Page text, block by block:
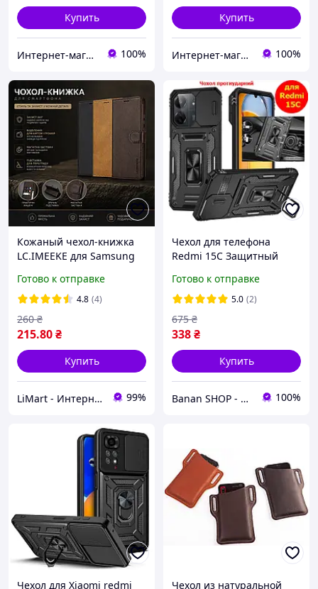
Купить
Интернет-магазин чехлов и аксессуаров для смартфонов El-gadget 100%
Купить
Интернет-магазин чехлов и аксессуаров для смартфонов El-gadget 100%
Кожаный чехол-книжка
LC.IMEEKE для Samsung
магнитной застежкой,
отделениями для
карточек
Готово к отправке
4.8 (4)
215.80₴
260 ₴
Купить
LiMart - Интернет магазин аксессуаров 99%
Чехол для телефона
Redmi 15C Защитный
15С с кольцом и шторкой
для камеры черный
Готово к отправке
5.0 (2)
338₴
675 ₴
Купить
Banan SHOP - зачохли і захисти свій телефон 100%
Чехол для Xiaomi redmi Чехол из натуральной